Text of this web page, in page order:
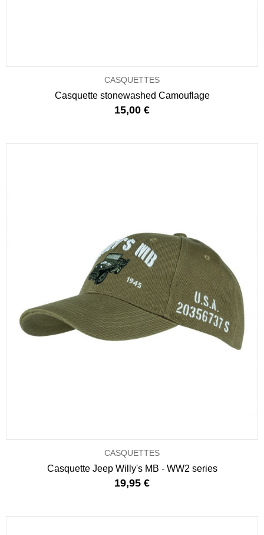
CASQUETTES
Casquette stonewashed Camouflage
15,00 €
CASQUETTES
Casquette Jeep Willy's MB - WW2 series
19,95 €